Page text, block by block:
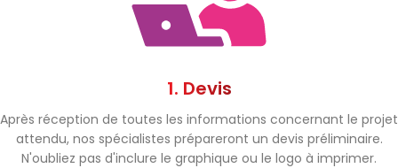
1. Devis
Après réception de toutes les informations concernant le projet
attendu, nos spécialistes prépareront un devis préliminaire.
N'oubliez pas d'inclure le graphique ou le logo à imprimer.